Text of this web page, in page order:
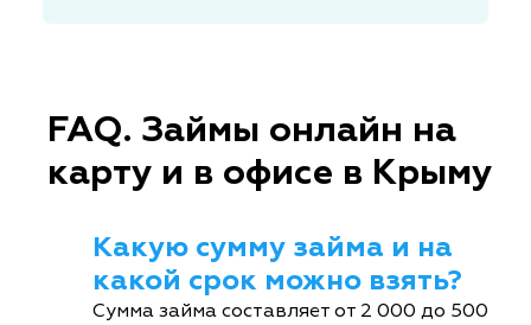
FAQ. Займы онлайн на
карту и в офисе в Крыму
Какую сумму займа и на
какой срок можно взять?
Сумма займа составляет от 2 000 до 500